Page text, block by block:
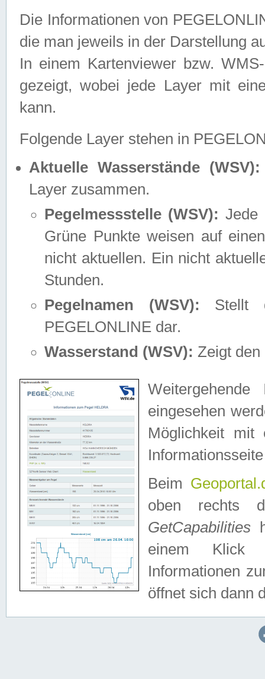
Die Informationen von
die man jeweils in der Darstellung
In einem Kartenviewer bzw.
gezeigt, wobei jede Layer mit
kann.
Folgende Layer stehen in
Aktuelle Wasserstände (WSV):
Layer zusammen.
Pegelmessstelle (WSV): Jede
Grüne Punkte weisen auf
nicht aktuellen. Ein nicht
Stunden.
Pegelnamen (WSV): Stellt
PEGELONLINE dar.
Wasserstand (WSV): Zeigt den
eingesehen
Möglichkeit mit
Beim
oben rechts
GetCapabilities
einem Klick
Informationen
öffnet sich dann